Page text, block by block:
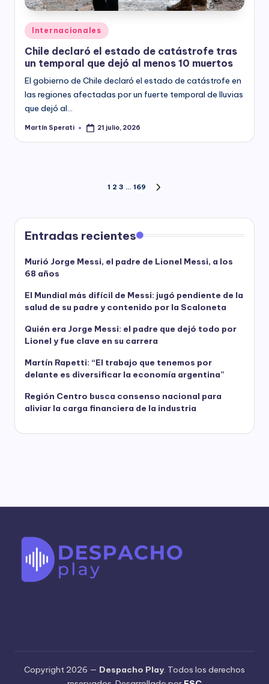
Posted
in
Internacionales
Chile declaró el estado de catástrofe tras
un temporal que dejó al menos 10 muertos
El gobierno de Chile declaró el estado de catástrofe en
las regiones afectadas por un fuerte temporal de lluvias
que dejó al…
Posted
Martín Sperati 21 julio, 2026
Paginación
de
entradas
1 2 3 … 169
Entradas recientes
Murió Jorge Messi, el padre de Lionel Messi, a los
68 años
El Mundial más difícil de Messi: jugó pendiente de la
salud de su padre y contenido por la Scaloneta
Quién era Jorge Messi: el padre que dejó todo por
Lionel y fue clave en su carrera
Martín Rapetti: “El trabajo que tenemos por
delante es diversificar la economía argentina”
Región Centro busca consenso nacional para
aliviar la carga financiera de la industria
Copyright 2026 — Despacho Play. Todos los derechos